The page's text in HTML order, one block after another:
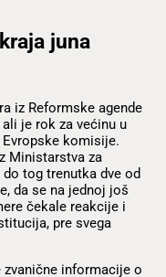
juna
iz Reformske agende
je rok za većinu u
komisije.
Ministarstva za
tog trenutka dve od
da se na jednoj još
čekale reakcije i
pre svega
informacije o